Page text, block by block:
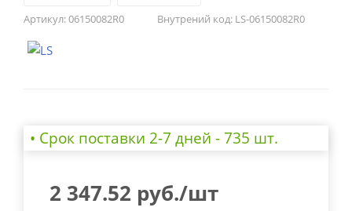
Артикул:06150082R0 Внутрений код: LS-06150082R0
• Cрок поставки 2-7 дней - 735 шт.
2 347.52 руб./шт